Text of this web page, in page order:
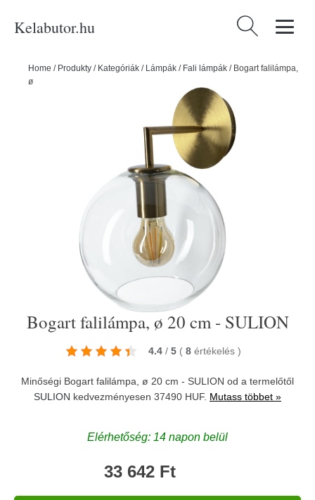
Kelabutor.hu Keresés:
Home / Produkty / Kategóriák / Lámpák / Fali lámpák / Bogart falilámpa,
ø 20 cm - SULION
Bogart falilámpa, ø 20 cm - SULION
4.4 / 5 ( 8 értékelés )
Minőségi Bogart falilámpa, ø 20 cm - SULION od a termelőtől
SULION kedvezményesen 37490 HUF. Mutass többet »
Elérhetőség: 14 napon belül
33 642 Ft